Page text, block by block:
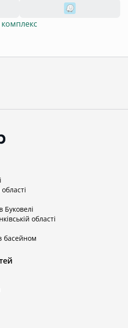
Буковелі
області
басейном
з басейном
області
з басейном
області